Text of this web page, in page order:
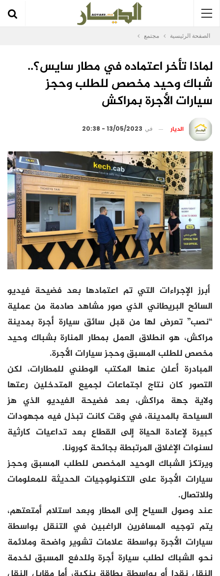
الصفحة الرئيسية مجتمع
لماذا تأخر اعتماده في مطار سايس؟..
شباك وحيد مخصص للطلب وحجز
سيارات الأجرة بمراكش
الديار في 13/05/2023 - 20:38
أبرز الإجراءات التي تم اعتمادها بعد فضيحة فيديو
السائح البريطاني الذي صور مشاهد صادمة من عملية
“نصب” تعرض لها من قبل سائق سيارة أجرة بمدينة
مراكش، هو انطلاق العمل بمطار المنارة بشباك وحيد
مخصص للطلب المسبق وحجز سيارات الأجرة.
المبادرة أعلن عنها المكتب الوطني للمطارات، لكن
التصور كان نتاج اجتماعات لجميع المتدخلين رعتها
ولاية جهة مراكش، بعد فضيحة الفيديو الذي هز
السياحة بالمدينة، في وقت كانت تبذل فيه مجهودات
كبيرة لإعادة الحياة إلى القطاع بعد تداعيات كارثية
لسنوات الإغلاق المرتبطة بجائحة كورونا.
ويرتكز الشباك الوحيد المخصص للطلب المسبق وحجز
سيارات الأجرة على التكنولوجيات الحديثة للمعلومات
وللاتصال.
عند وصول السياح إلى المطار وبعد استلام أمتعتهم،
يتم توجيه المسافرين الراغبين في التنقل بواسطة
سيارات الأجرة بواسطة علامات تشوير واضحة وملائمة
نحو الشباك لطلب سيارة أجرة وللدفع المسبق لخدمة